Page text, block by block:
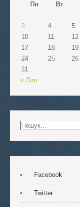
Пн
Вт
3
4 5
10
11 12
17
18 19
24
25 26
31
« Лип
Facebook
Twitter